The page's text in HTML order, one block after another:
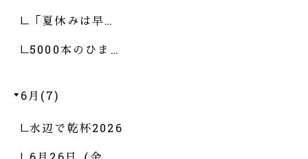
「夏休みは早…
5000本のひま…
6月(7)
水辺で乾杯2026